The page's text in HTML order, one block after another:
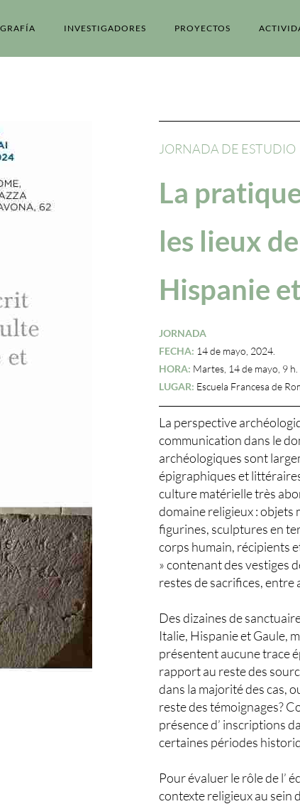
INVESTIGADORES PROYECTOS
JORNADA DE ESTUDIO
La
les lieux
Hispanie
JORNADA
FECHA: 14 de mayo, 2024.
HORA: Martes, 14 de mayo, 9
LUGAR: Escuela Francesa de
La perspective
communication dans le
archéologiques sont
épigraphiques et
culture matérielle très
domaine religieux : objets
figurines, sculptures en
corps humain, récipients
» contenant des vestiges
restes de sacrifices, entre
Des dizaines de
Italie, Hispanie et Gaule,
présentent aucune trace
rapport au reste des
dans la majorité des cas,
reste des témoignages?
présence d’ inscriptions
certaines périodes
Pour évaluer le rôle de l’
contexte religieux au sein